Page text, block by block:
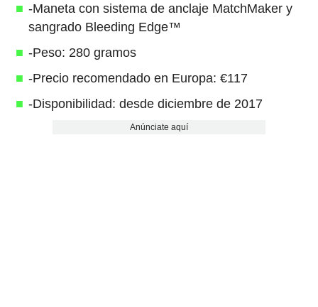
-Maneta con sistema de anclaje MatchMaker y
sangrado Bleeding Edge™
-Peso: 280 gramos
-Precio recomendado en Europa: €117
-Disponibilidad: desde diciembre de 2017
Anúnciate aquí